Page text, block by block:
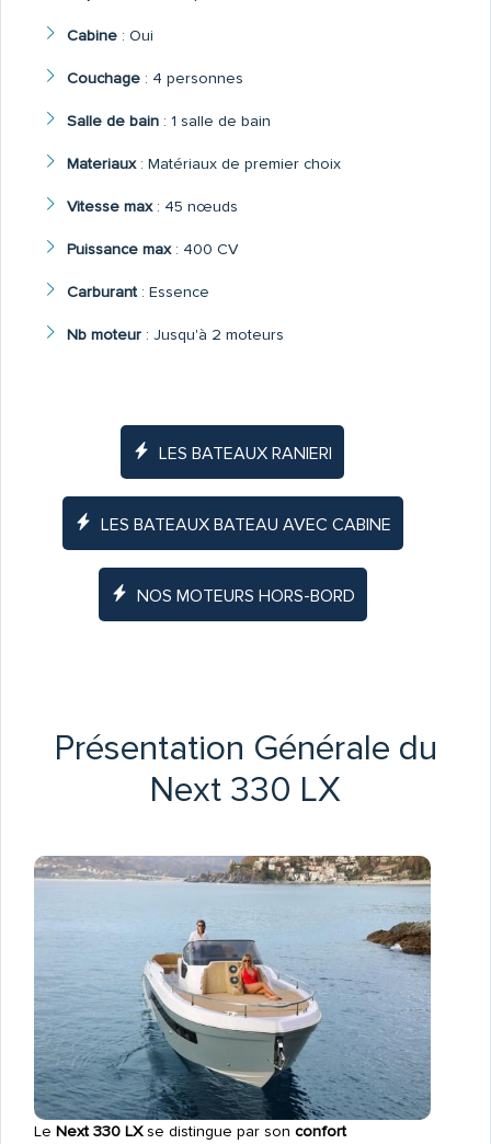
Cabine: Oui
Couchage: 4 personnes
Salle de bain: 1 salle de bain
Materiaux: Matériaux de premier choix
Vitesse max: 45 nœuds
Puissance max: 400 CV
Carburant: Essence
Nb moteur: Jusqu'à 2 moteurs
LES BATEAUX RANIERI
LES BATEAUX BATEAU AVEC CABINE
NOS MOTEURS HORS-BORD
Présentation Générale du
Next 330 LX
Le Next 330 LXse distingue par son confort